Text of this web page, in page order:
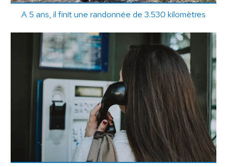
A 5 ans, il finit une randonnée de 3.530 kilomètres